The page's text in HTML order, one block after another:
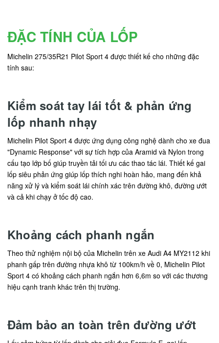
ĐẶC TÍNH CỦA LỐP
Michelin 275/35R21 Pilot Sport 4 được thiết kế cho những đặc
tính sau:
Kiểm soát tay lái tốt & phản ứng
lốp nhanh nhạy
Michelin Pilot Sport 4 được ứng dụng công nghệ dành cho xe đua
"Dynamic Response" với sự tích hợp của Aramid và Nylon trong
cấu tạo lớp bố giúp truyền tải tối ưu các thao tác lái. Thiết kế gai
lốp siêu phản ứng giúp lốp thích nghi hoàn hảo, mang đến khả
năng xử lý và kiểm soát lái chính xác trên đường khô, đường ướt
và cả khi chạy ở tốc độ cao.
Khoảng cách phanh ngắn
Theo thử nghiệm nội bộ của Michelin trên xe Audi A4 MY2112 khi
phanh gấp trên đường nhựa khô từ 100km/h về 0, Michelin Pilot
Sport 4 có khoảng cách phanh ngắn hơn 6,6m so với các thương
hiệu cạnh tranh khác trên thị trường.
Đảm bảo an toàn trên đường ướt